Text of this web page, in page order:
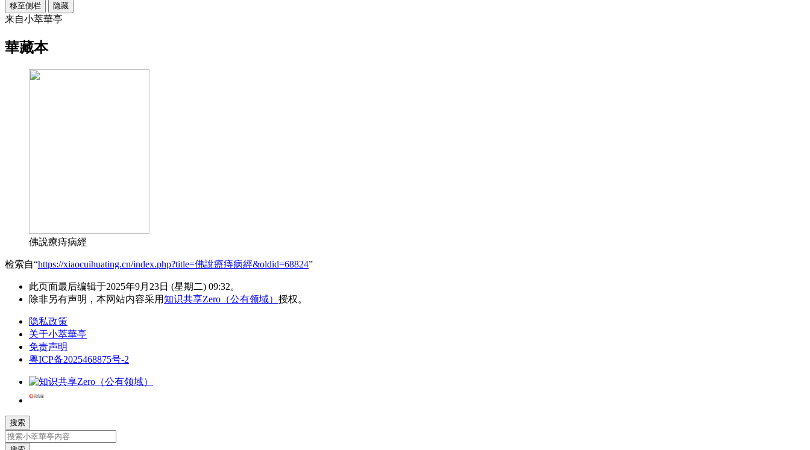
移至侧栏 隐藏
来自小萃華亭
華藏本
佛說療痔病經
检索自“https://xiaocuihuating.cn/index.php?title=佛說療痔病經&oldid=68824”
此页面最后编辑于2025年9月23日 (星期二) 09:32。
除非另有声明，本网站内容采用知识共享Zero（公有领域） 授权。
隐私政策
关于小萃華亭
免责声明
粤ICP备2025468875号-2
搜索